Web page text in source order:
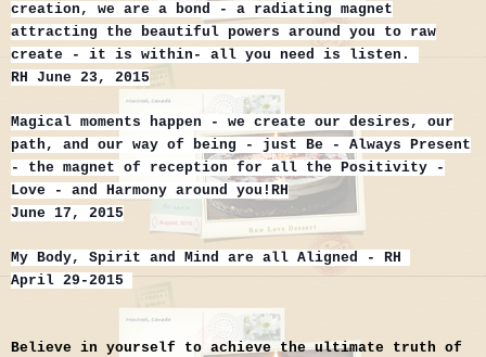
creation, we are a bond - a radiating magnet
attracting the beautiful powers around you to raw
create - it is within- all you need is listen.
RH June 23, 2015
Magical moments happen - we create our desires, our
path, and our way of being - just Be - Always Present
- the magnet of reception for all the Positivity -
Love - and Harmony around you!RH
June 17, 2015
My Body, Spirit and Mind are all Aligned - RH
April 29-2015
Believe in yourself to achieve the ultimate truth of